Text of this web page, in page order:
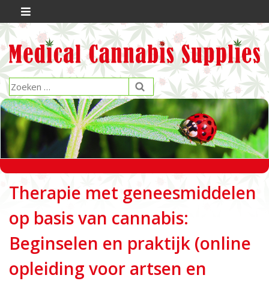
Therapie met geneesmiddelen
op basis van cannabis:
Beginselen en praktijk (online
opleiding voor artsen en